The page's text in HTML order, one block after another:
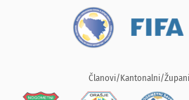
Članovi/Kantonalni/